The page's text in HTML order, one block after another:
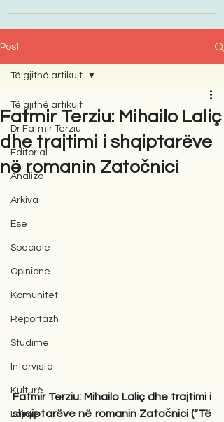
Post
Të gjithë artikujt
Dr Fatmir Terziu
Editorial
Analiza
Arkiva
Ese
Speciale
Opinione
Komunitet
Reportazh
Studime
Intervista
Kulturë
Lajme
Të gjithë artikujt
Fatmir Terziu: Mihailo Laliç
dhe trajtimi i shqiptarëve
në romanin Zatočnici
Fatmir Terziu: Mihailo Laliç dhe trajtimi i
shqiptarëve në romanin Zatočnici (“Të